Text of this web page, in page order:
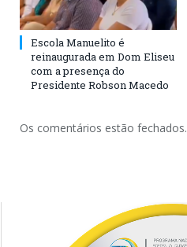
Escola Manuelito é
reinaugurada em Dom Eliseu
com a presença do
Presidente Robson Macedo
Os comentários estão fechados.